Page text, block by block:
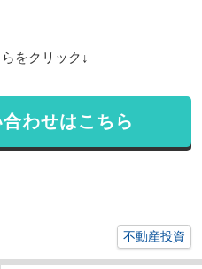
をクリック↓
わせはこちら
不動産投資